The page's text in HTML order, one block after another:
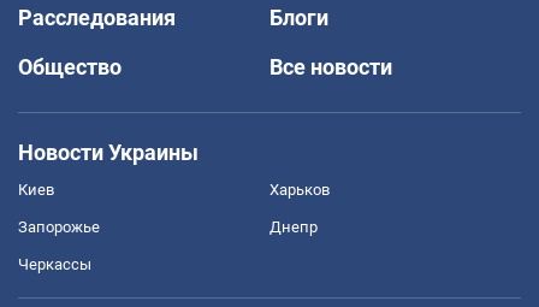
Расследования
Блоги
Общество
Все новости
Новости Украины
Киев Харьков
Запорожье Днепр
Черкассы